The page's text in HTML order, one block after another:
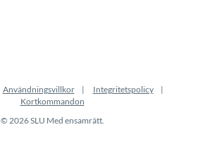
Användningsvillkor
Integritetspolicy
Kortkommandon
© 2026 SLU Med ensamrätt.